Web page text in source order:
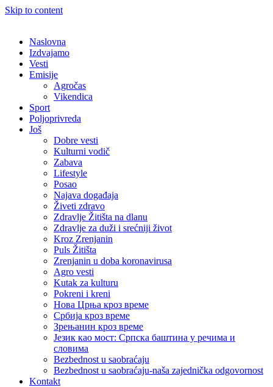
Skip to content
Naslovna
Izdvajamo
Vesti
Emisije
Agročas
Vikendica
Sport
Poljoprivreda
Još
Dobre vesti
Kulturni vodič
Zabava
Lifestyle
Posao
Najava događaja
Živeti zdravo
Zdravlje Žitišta na dlanu
Zdravlje za duži i srećniji život
Kroz Zrenjanin
Puls Žitišta
Zrenjanin u doba koronavirusa
Agro vesti
Kutak za kulturu
Pokreni i kreni
Нова Црња кроз време
Србија кроз време
Зрењанин кроз време
Језик као мост: Српска баштина у речима и
словима
Bezbednost u saobraćaju
Bezbednost u saobraćaju-naša zajednička odgovornost
Kontakt